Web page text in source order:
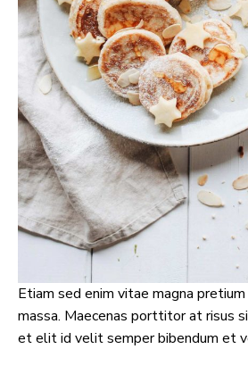
Etiam sed enim vitae magna
massa. Maecenas porttitor at risus
et elit id velit semper bibendum et